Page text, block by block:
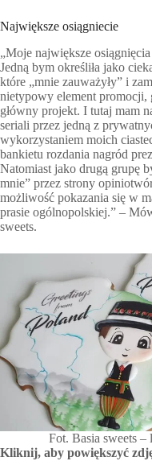
Największe osiągniecie
„Moje największe
Jedną bym określiła jako
które „mnie zauważyły” i
nietypowy element promocji,
główny projekt. I tutaj mam
seriali przez jedną z
wykorzystaniem moich
bankietu rozdania nagród
Natomiast jako drugą grupę
mnie” przez strony
możliwość pokazania się w
prasie ogólnopolskiej.” –
sweets.
Fot. Basia sweets –
Kliknij, aby powiększyć